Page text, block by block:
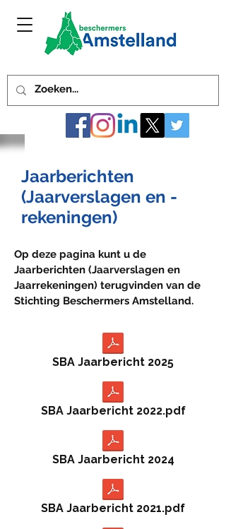
Jaarberichten
(Jaarverslagen en -
rekeningen)
Op deze pagina kunt u de
Jaarberichten (Jaarverslagen en
Jaarrekeningen) terugvinden van de
Stichting Beschermers Amstelland.
SBA Jaarbericht 2025
SBA Jaarbericht 2022.pdf
SBA Jaarbericht 2024
SBA Jaarbericht 2021.pdf